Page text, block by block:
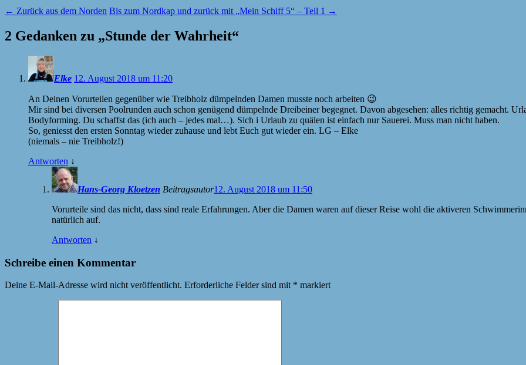
← Zurück aus dem Norden Bis zum Nordkap und zurück mit „Mein Schiff 5“ – Teil 1 →
2 Gedanken zu „Stunde der Wahrheit“
Elke 12. August 2018 um 11:20
An Deinen Vorurteilen gegenüber wie Treibholz dümpelnden Damen musste noch arbeiten 😉
Mir sind bei diversen Poolrunden auch schon genügend dümpelnde Dreibeiner begegnet. Davon abgesehen: alles richtig gemacht.
Bodyforming. Du schaffst das (ich auch – jedes mal…). Sich i Urlaub zu quälen ist einfach nur Sauerei. Muss man nicht haben.
So, geniesst den ersten Sonntag wieder zuhause und lebt Euch gut wieder ein. LG – Elke
(niemals – nie Treibholz!)
Antworten ↓
Hans-Georg Kloetzen Beitragsautor12. August 2018 um 11:50
Vorurteile sind das nicht, dass sind reale Erfahrungen. Aber die Damen waren auf dieser Reise wohl die aktiveren
natürlich auf.
Antworten ↓
Schreibe einen Kommentar
Deine E-Mail-Adresse wird nicht veröffentlicht. Erforderliche Felder sind mit * markiert